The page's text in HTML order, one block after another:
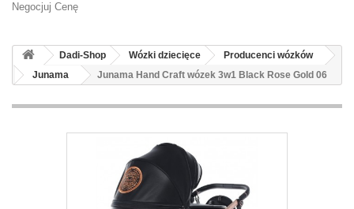
Negocjuj Cenę
Dadi-Shop Wózki dziecięce
Producenci wózków
Junama
Junama Hand Craft wózek 3w1 Black Rose Gold 06